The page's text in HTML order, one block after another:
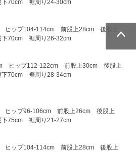
70cm 裾周り24-30cm
ップ104-114cm 前股上28cm 後股上
70cm 裾周り26-32cm
ヒップ112-122cm 前股上30cm 後股上
70cm 裾周り28-34cm
ヒップ96-106cm 前股上26cm 後股上
75cm 裾周り21-27cm
ヒップ104-114cm 前股上28cm 後股上
プへ
プへ